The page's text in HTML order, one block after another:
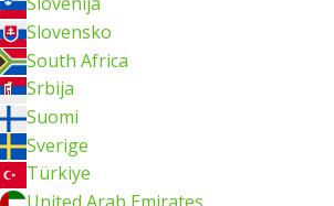
Slovensko
South Africa
Srbija
Suomi
Sverige
Türkiye